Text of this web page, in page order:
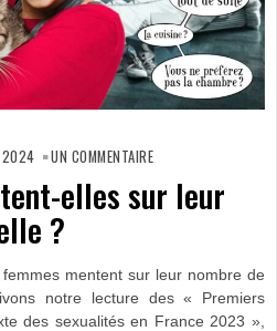
2024 UN COMMENTAIRELES
FEMMES
MENTENT-
ELLES
SUR
elles sur leur
?
mentent sur leur nombre de
notre lecture des « Premiers
des sexualités en France 2023 »,